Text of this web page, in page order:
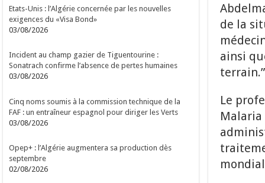
de la
ainsi
terrain.”
Le
Malaria
Etats-Unis : l’Algérie concernée par les nouvelles
exigences du «Visa Bond»
03/08/2026
Incident au champ gazier de Tiguentourine :
Sonatrach confirme l’absence de pertes humaines
03/08/2026
Cinq noms soumis à la commission technique de la
FAF : un entraîneur espagnol pour diriger les Verts
03/08/2026
Opep+ : l’Algérie augmentera sa production dès
septembre
02/08/2026